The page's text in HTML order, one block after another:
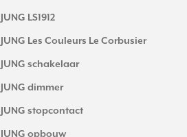
JUNG LS1912
JUNG Les Couleurs Le Corbusier
JUNG schakelaar
JUNG dimmer
JUNG stopcontact
JUNG opbouw